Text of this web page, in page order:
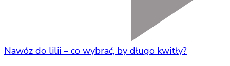
Nawóz do lilii – co wybrać, by długo kwitły?